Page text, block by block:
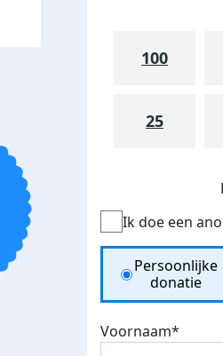
Donateurs
bedankt
100
25
Ik doe een
Donation
Persoonlijke
donatie
Voornaam*